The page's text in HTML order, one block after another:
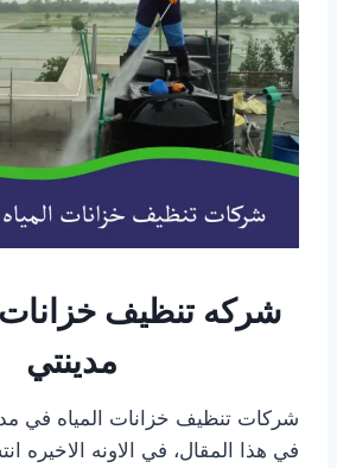
شركه تنظيف خزانات
مدينتي
شركات تنظيف خزانات المياه في
في هذا المقال، في الاونه الاخيره